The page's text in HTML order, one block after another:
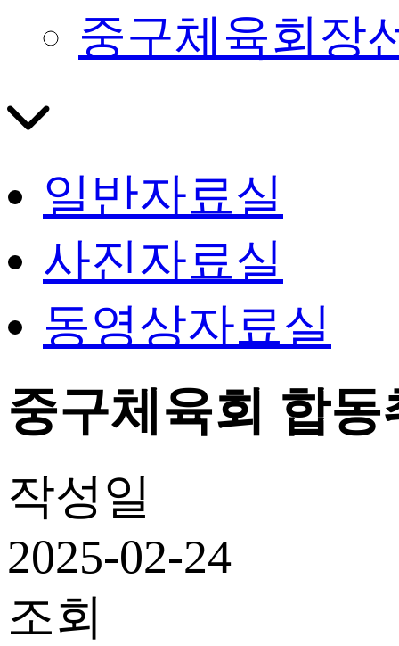
중구체육회장
일반자료실
사진자료실
동영상자료실
중구체육회 합동
작성일
2025-02-24
조회